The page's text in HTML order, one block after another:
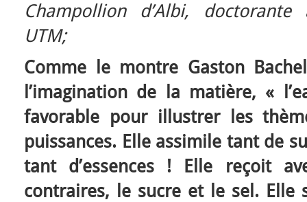
Champollion d’Albi, doctorante
UTM;
Comme le montre Gaston
l’imagination de la matière, «
favorable pour illustrer les
puissances. Elle assimile tant de
tant d’essences ! Elle reçoit
contraires, le sucre et le sel. Elle